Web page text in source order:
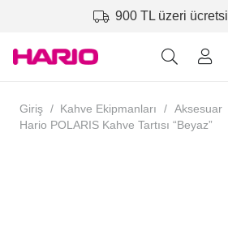
900 TL üzeri
Giriş / Kahve Ekipmanları / Aksesuar
Hario POLARIS Kahve Tartısı “Beyaz”